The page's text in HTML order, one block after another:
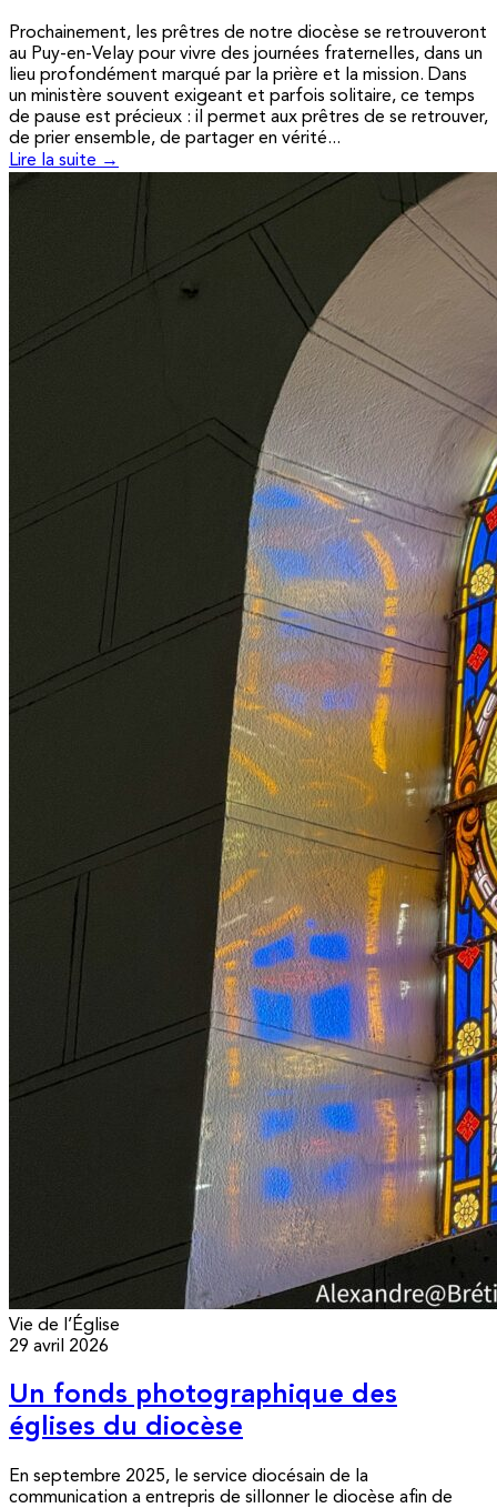
Prochainement, les prêtres de notre diocèse se retrouveront
au Puy-en-Velay pour vivre des journées fraternelles, dans un
lieu profondément marqué par la prière et la mission. Dans
un ministère souvent exigeant et parfois solitaire, ce temps
de pause est précieux : il permet aux prêtres de se retrouver,
de prier ensemble, de partager en vérité...
Lire la suite →
Vie de l’Église
29 avril 2026
Un fonds photographique des
églises du diocèse
En septembre 2025, le service diocésain de la
communication a entrepris de sillonner le diocèse afin de